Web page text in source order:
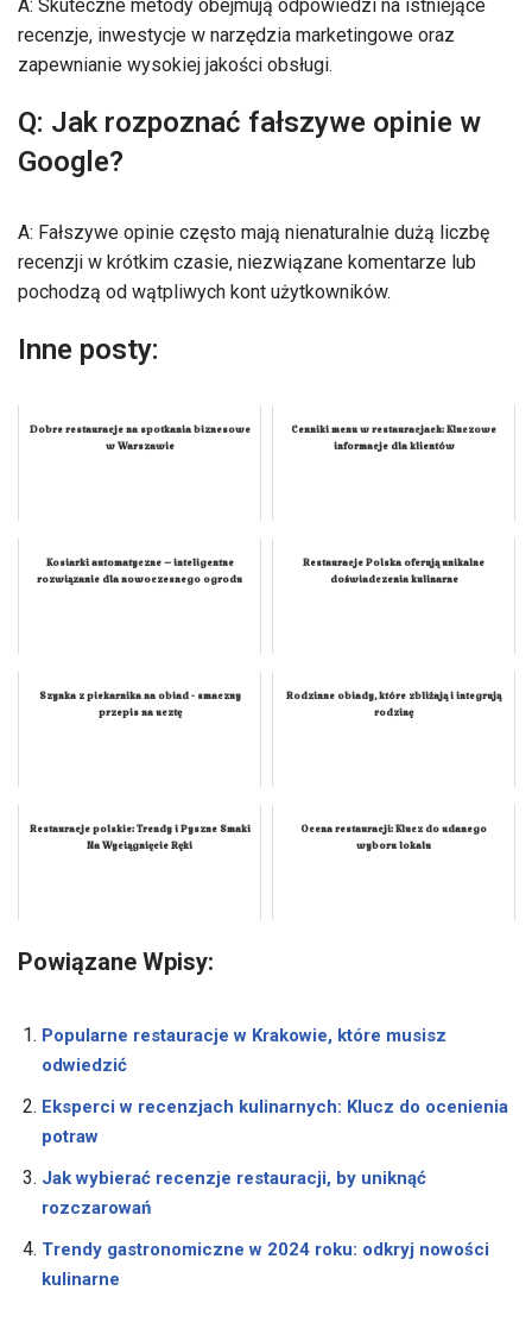
A: Skuteczne metody obejmują odpowiedzi na istniejące
recenzje, inwestycje w narzędzia marketingowe oraz
zapewnianie wysokiej jakości obsługi.
Q: Jak rozpoznać fałszywe opinie w
Google?
A: Fałszywe opinie często mają nienaturalnie dużą liczbę
recenzji w krótkim czasie, niezwiązane komentarze lub
pochodzą od wątpliwych kont użytkowników.
Inne posty:
Dobre restauracje na spotkania biznesowe
w Warszawie
Cenniki menu w restauracjach: Kluczowe
informacje dla klientów
Kosiarki automatyczne – inteligentne
rozwiązanie dla nowoczesnego ogrodu
Restauracje Polska oferują unikalne
doświadczenia kulinarne
Szynka z piekarnika na obiad - smaczny
przepis na ucztę
Rodzinne obiady, które zbliżają i integrują
rodzinę
Restauracje polskie: Trendy i Pyszne Smaki
Na Wyciągnięcie Ręki
Ocena restauracji: Klucz do udanego
wyboru lokalu
Powiązane Wpisy:
Popularne restauracje w Krakowie, które musisz
odwiedzić
Eksperci w recenzjach kulinarnych: Klucz do ocenienia
potraw
Jak wybierać recenzje restauracji, by uniknąć
rozczarowań
Trendy gastronomiczne w 2024 roku: odkryj nowości
kulinarne